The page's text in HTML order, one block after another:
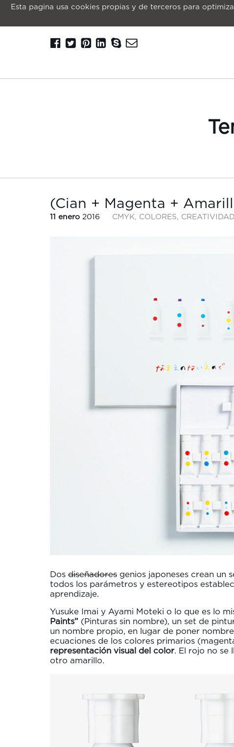
Esta pagina usa cookies propias y de terceros para
(Cian + Magenta +
11 enero 2016 CMYK, COLORES, CREATIVIDAD
Dos diseñadores genios japoneses crean un
todos los parámetros y estereotipos
aprendizaje.
Yusuke Imai y Ayami Moteki o lo que es lo
Paints” (Pinturas sin nombre), un set de
un nombre propio, en lugar de poner
ecuaciones de los colores primarios
representación visual del color. El rojo no se
otro amarillo.